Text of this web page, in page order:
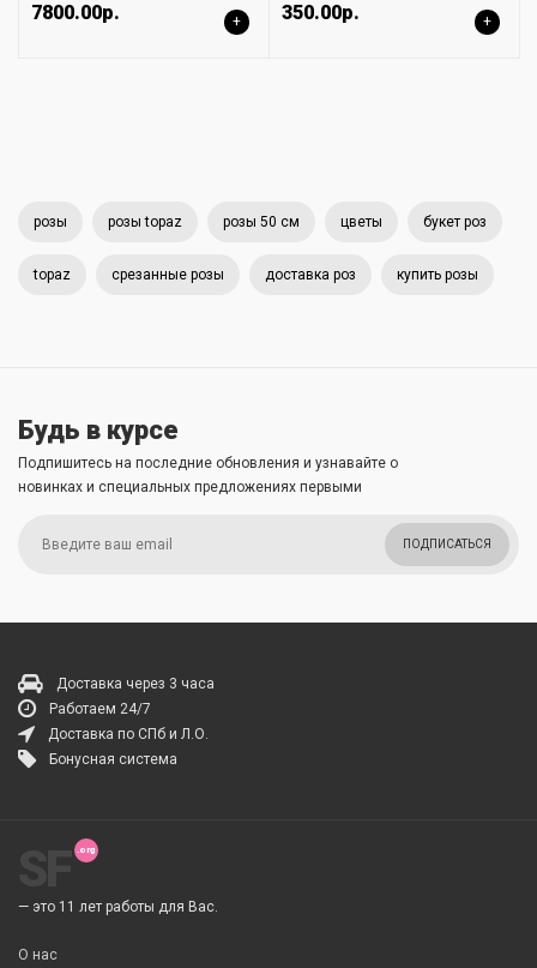
7800.00р. + 350.00р. +
розы розы topaz розы 50 см цветы букет роз
topaz срезанные розы доставка роз купить розы
Будь в курсе
Подпишитесь на последние обновления и узнавайте о
новинках и специальных предложениях первыми
ПОДПИСАТЬСЯ
Доставка через 3 часа
Работаем 24/7
Доставка по СПб и Л.О.
Бонусная система
— это 11 лет работы для Вас.
О нас